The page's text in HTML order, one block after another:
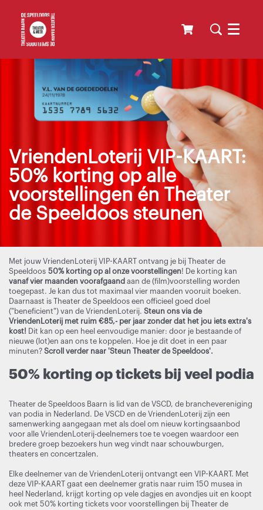
Menu
VriendenLoterij VIP-KAART:
50% korting op alle
voorstellingen én Theater
de Speeldoos steunen
Met jouw VriendenLoterij VIP-KAART ontvang je bij Theater de
Speeldoos 50% korting op al onze voorstellingen! De korting kan
vanaf vier maanden voorafgaand aan de (film)voorstelling worden
toegepast. Je kan dus tot maximaal vier maanden vooruit boeken.
Daarnaast is Theater de Speeldoos een officieel goed doel
("beneficient") van de VriendenLoterij. Steun ons via de
VriendenLoterij met ruim €85,- per jaar zonder dat het jou iets extra's
kost!
Dit kan op een heel eenvoudige manier: door je bestaande of
nieuwe (lot)en aan ons te koppelen. Hoe je dit doet in een paar
minuten? Scroll verder naar 'Steun Theater de Speeldoos'.
50% korting op tickets bij veel podia
Theater de Speeldoos Baarn is lid van de VSCD, de branchevereniging
van podia in Nederland. De VSCD en de VriendenLoterij zijn een
samenwerking aangegaan met als doel om nieuw kortingsaanbod
voor alle VriendenLoterij-deelnemers toe te voegen waardoor een
bredere groep bezoekers hun weg vindt naar schouwburgen,
theaters en concertzalen.
Elke deelnemer van de VriendenLoterij ontvangt een VIP-KAART. Met
deze VIP-KAART gaat een deelnemer gratis naar ruim 150 musea in
heel Nederland, krijgt korting op vele dagjes en avondjes uit en koopt
ook met 50% korting tickets voor voorstellingen bij Theater de